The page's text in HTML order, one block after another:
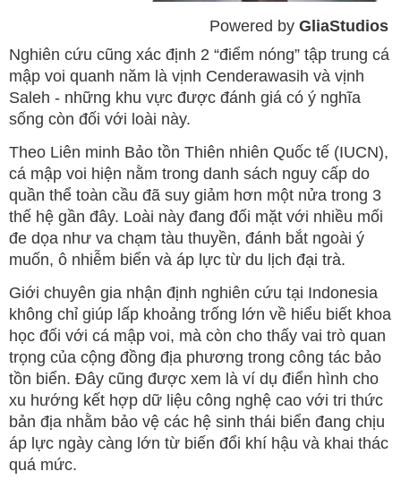
Powered by GliaStudios
Nghiên cứu cũng xác định 2 “điểm nóng” tập trung cá
mập voi quanh năm là vịnh Cenderawasih và vịnh
Saleh - những khu vực được đánh giá có ý nghĩa
sống còn đối với loài này.
Theo Liên minh Bảo tồn Thiên nhiên Quốc tế (IUCN),
cá mập voi hiện nằm trong danh sách nguy cấp do
quần thể toàn cầu đã suy giảm hơn một nửa trong 3
thế hệ gần đây. Loài này đang đối mặt với nhiều mối
đe dọa như va chạm tàu thuyền, đánh bắt ngoài ý
muốn, ô nhiễm biển và áp lực từ du lịch đại trà.
Giới chuyên gia nhận định nghiên cứu tại Indonesia
không chỉ giúp lấp khoảng trống lớn về hiểu biết khoa
học đối với cá mập voi, mà còn cho thấy vai trò quan
trọng của cộng đồng địa phương trong công tác bảo
tồn biển. Đây cũng được xem là ví dụ điển hình cho
xu hướng kết hợp dữ liệu công nghệ cao với tri thức
bản địa nhằm bảo vệ các hệ sinh thái biển đang chịu
áp lực ngày càng lớn từ biến đổi khí hậu và khai thác
quá mức.